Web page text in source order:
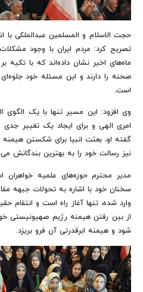
حجت الاسلام و المسلمین عبدالملکی با
تصریح کرد: مردم ایران با وجود
ماه‌های اخیر نشان داده‌اند که با تکیه
صحنه را دارند و این مسئله خود
است.
وی افزود: این مسیر تنها با یک الگوی
امری الهی و برای ایجاد یک تغییر
گفته او، بعثت انبیا برای شکستن
نیز رسالت خود را به بهترین بندگانش
مدیر محترم حوزه‌های علمیه
سخنان خود با اشاره به تحولات جبهه
وارد شده، تنها آغاز راه است و انتقام
از بین رفتن هیمنه رژیم صهیونیستی
شود و هیمنه ابرقدرتی آن فرو بریزد.